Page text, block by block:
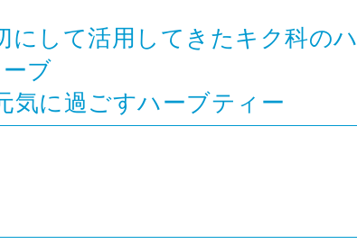
にして活用してきたキク科のハ
ーブ
気に過ごすハーブティー